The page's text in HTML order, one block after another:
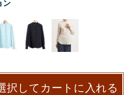
ン
択してカートに入れる